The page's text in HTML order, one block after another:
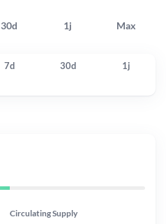
30d 1j Max
7d 30d 1j
Circulating Supply